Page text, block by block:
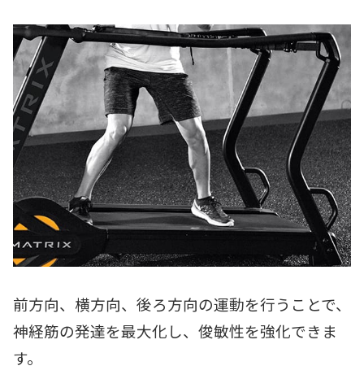
前方向、横方向、後ろ方向の運動を行うことで、
神経筋の発達を最大化し、俊敏性を強化できま
す。